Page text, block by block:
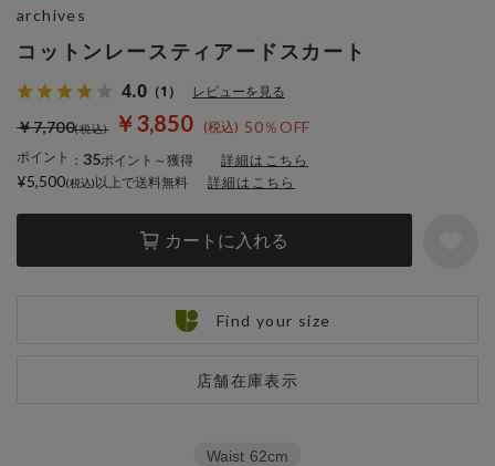
コットンレースティアードスカート
4.0 （1） レビューを見る
￥3,850 50％OFF
￥7,700
ポイント ： 35ポイント～獲得 詳細はこちら
カートに入れる
店舗在庫表示
archives
¥5,500 以上で送料無料 詳細はこちら
Find your size
Waist 62cm